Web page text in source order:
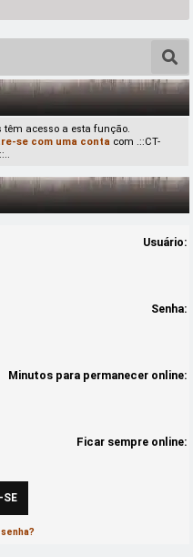
têm acesso a esta função.
se com uma conta com .::CT-
Usuário:
Senha:
Minutos para permanecer online:
Ficar sempre online: